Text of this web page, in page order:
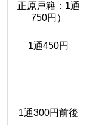
正原戸籍：1通
750円）
1通450円
1通300円前後